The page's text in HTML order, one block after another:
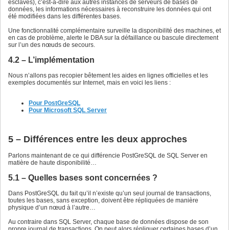
esclaves), c’est-à-dire aux autres instances de serveurs de bases de
données, les informations nécessaires à reconstruire les données qui ont
été modifiées dans les différentes bases.
Une fonctionnalité complémentaire surveille la disponibilité des machines, et
en cas de problème, alerte le DBA sur la défaillance ou bascule directement
sur l’un des nœuds de secours.
4.2 – L’implémentation
Nous n’allons pas recopier bêtement les aides en lignes officielles et les
exemples documentés sur Internet, mais en voici les liens :
Pour PostGreSQL
Pour Microsoft SQL Server
5 – Différences entre les deux approches
Parlons maintenant de ce qui différencie PostGreSQL de SQL Server en
matière de haute disponibilité…
5.1 – Quelles bases sont concernées ?
Dans PostGreSQL du fait qu’il n’existe qu’un seul journal de transactions,
toutes les bases, sans exception, doivent être répliquées de manière
physique d’un nœud à l’autre…
Au contraire dans SQL Server, chaque base de données dispose de son